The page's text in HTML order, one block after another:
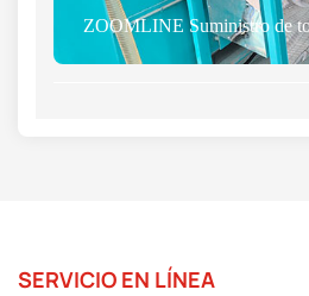
SERVICIO EN LÍNEA